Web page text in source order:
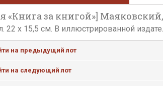
«Книга за книгой»]
22 х 15,5 см. В иллюстрированной
на предыдущий лот
на следующий лот